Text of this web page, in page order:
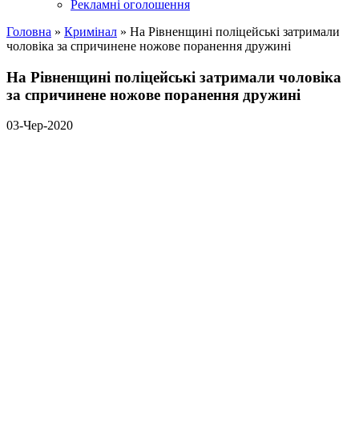
Рекламні оголошення
Головна » Кримінал » На Рівненщині поліцейські затримали
чоловіка за спричинене ножове поранення дружині
На Рівненщині поліцейські затримали чоловіка
за спричинене ножове поранення дружині
03-Чер-2020